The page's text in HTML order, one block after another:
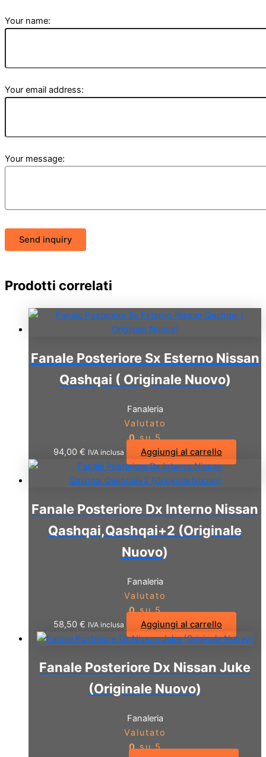
Your name:
Your email address:
Your message:
Send inquiry
Prodotti correlati
Fanale Posteriore Sx Esterno Nissan
Qashqai ( Originale Nuovo)
Fanaleria
Valutato
0su 5
94,00 € IVA inclusa Aggiungi al carrello
Fanale Posteriore Dx Interno Nissan
Qashqai,Qashqai+2 (Originale
Nuovo)
Fanaleria
Valutato
0su 5
58,50 € IVA inclusa Aggiungi al carrello
Fanale Posteriore Dx Nissan Juke
(Originale Nuovo)
Fanaleria
Valutato
0su 5